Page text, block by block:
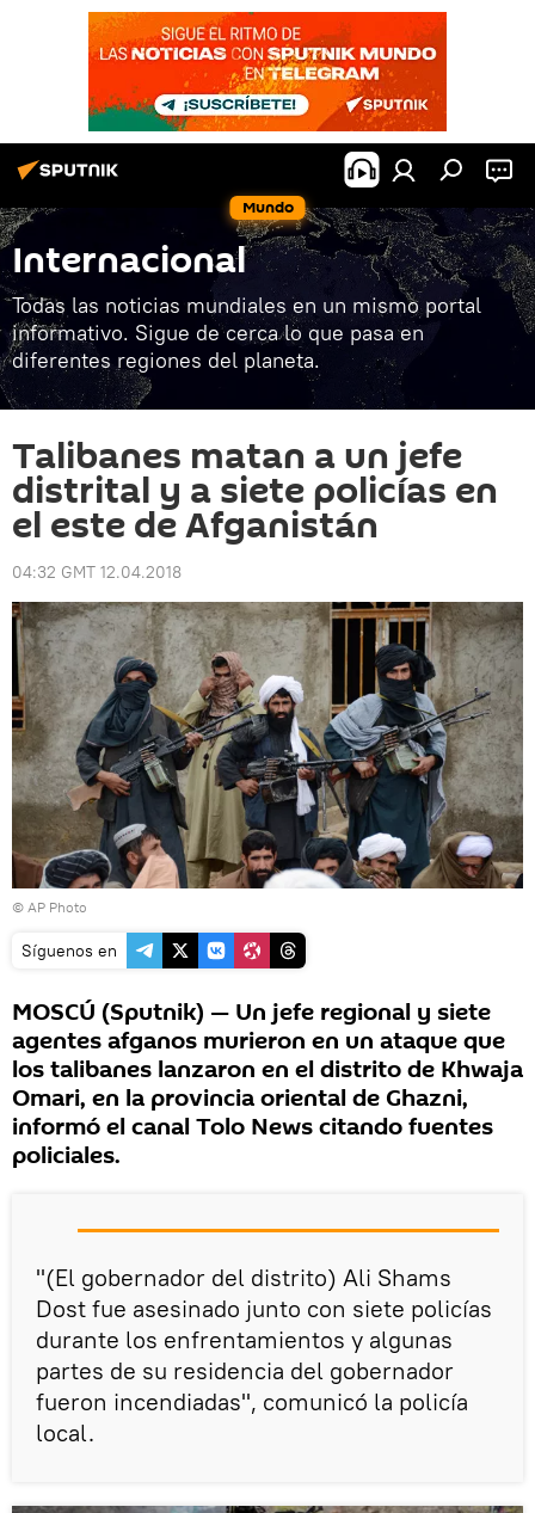
Mundo
Internacional
Todas las noticias mundiales en un mismo portal
informativo. Sigue de cerca lo que pasa en
diferentes regiones del planeta.
Talibanes matan a un jefe
distrital y a siete policías en
el este de Afganistán
04:32 GMT 12.04.2018
© AP Photo
Síguenos en
MOSCÚ (Sputnik) — Un jefe regional y siete
agentes afganos murieron en un ataque que
los talibanes lanzaron en el distrito de Khwaja
Omari, en la provincia oriental de Ghazni,
informó el canal Tolo News citando fuentes
policiales.
"(El gobernador del distrito) Ali Shams
Dost fue asesinado junto con siete policías
durante los enfrentamientos y algunas
partes de su residencia del gobernador
fueron incendiadas", comunicó la policía
local.